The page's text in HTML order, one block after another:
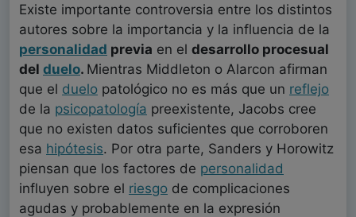
Existe importante controversia entre los distintos
autores sobre la importancia y la influencia de la
personalidad previa en el desarrollo procesual
del duelo. Mientras Middleton o Alarcon afirman
que el duelo patológico no es más que un reflejo
de la psicopatología preexistente, Jacobs cree
que no existen datos suficientes que corroboren
esa hipótesis. Por otra parte, Sanders y Horowitz
piensan que los factores de personalidad
influyen sobre el riesgo de complicaciones
agudas y probablemente en la expresión